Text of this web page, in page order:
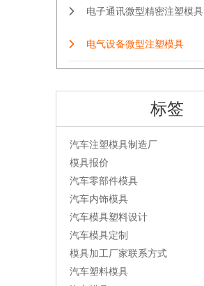
电子通讯微型精密注塑模具
电气设备微型注塑模具
标签
汽车注塑模具制造厂
模具报价
汽车零部件模具
汽车内饰模具
汽车模具塑料设计
汽车模具定制
模具加工厂家联系方式
汽车塑料模具